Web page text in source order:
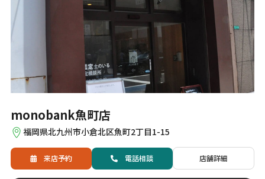
monobank魚町店
福岡県北九州市小倉北区魚町2丁目1-15
来店予約 電話相談 店舗詳細